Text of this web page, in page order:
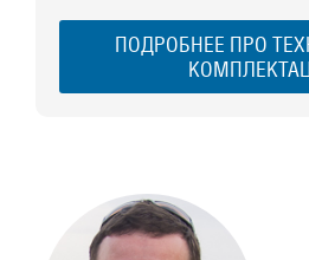
ПОДРОБНЕЕ ПРО